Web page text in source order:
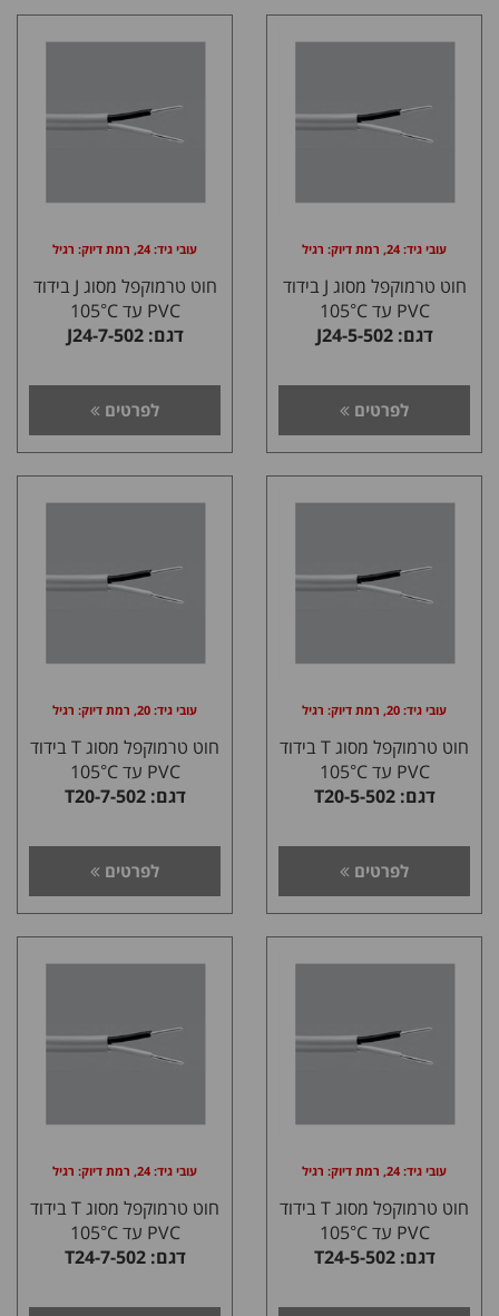
עובי גיד: 24, רמת דיוק: רגיל
חוט טרמוקפל מסוג J בידוד
PVC עד 105°C
דגם: J24-5-502
לפרטים
עובי גיד: 24, רמת דיוק: רגיל
חוט טרמוקפל מסוג J בידוד
PVC עד 105°C
דגם: J24-7-502
לפרטים
עובי גיד: 20, רמת דיוק: רגיל
חוט טרמוקפל מסוג T בידוד
PVC עד 105°C
דגם: T20-5-502
לפרטים
עובי גיד: 20, רמת דיוק: רגיל
חוט טרמוקפל מסוג T בידוד
PVC עד 105°C
דגם: T20-7-502
לפרטים
עובי גיד: 24, רמת דיוק: רגיל
חוט טרמוקפל מסוג T בידוד
PVC עד 105°C
דגם: T24-5-502
עובי גיד: 24, רמת דיוק: רגיל
חוט טרמוקפל מסוג T בידוד
PVC עד 105°C
דגם: T24-7-502